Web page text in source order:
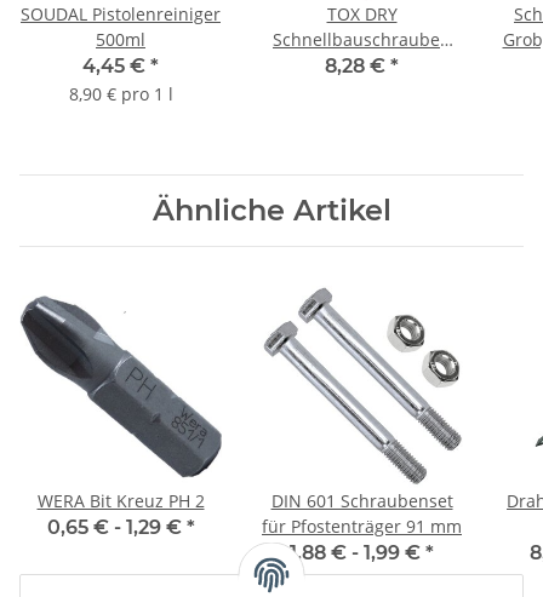
SOUDAL Pistolenreiniger
500ml
4,45 € *
8,90 € pro 1 l
TOX DRY
Schnellbauschrauben
Feingewinde 3,9x25 mm
8,28 € *
Ähnliche Artikel
WERA Bit Kreuz PH 2
0,65 € - 1,29 € *
DIN 601 Schraubenset
für Pfostenträger 91 mm
1,88 € - 1,99 € *